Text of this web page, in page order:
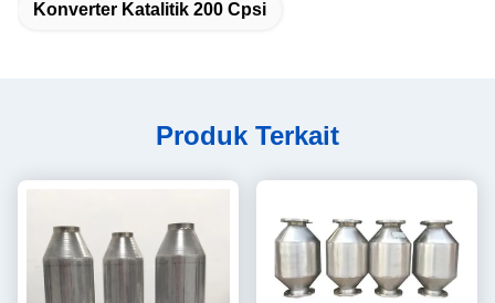
Konverter Katalitik 200 Cpsi
Produk Terkait